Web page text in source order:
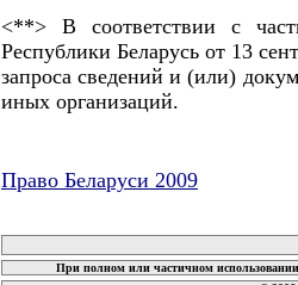
<**> В соответствии с
Республики Беларусь от 13
запроса сведений и (или)
иных организаций.
Право Беларуси 2009
При полном или частичном